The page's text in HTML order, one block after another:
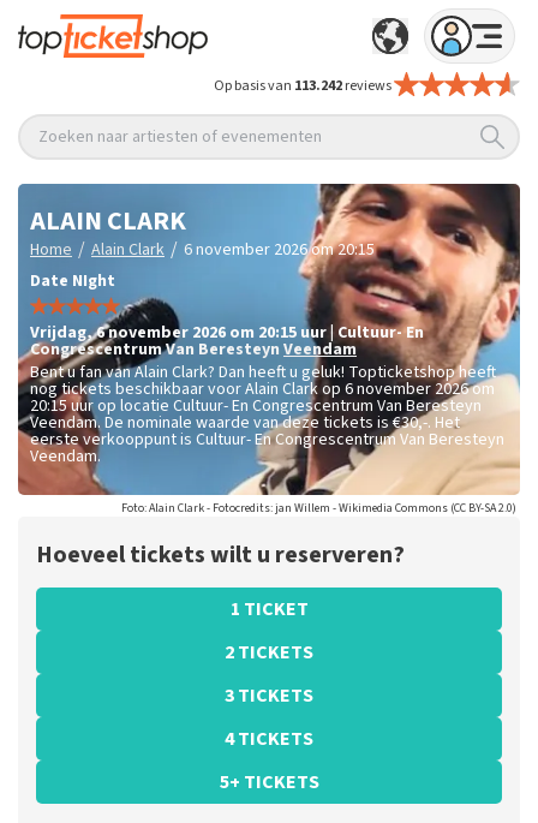
Op basis van 113.242reviews
Zoeken naar artiesten of evenementen
ALAIN CLARK
Home / Alain Clark / 6 november 2026 om 20:15
Date NIght
vrijdag,6 november 2026 om 20:15 uur |Cultuur- En
Congrescentrum Van Beresteyn Veendam
Bent u fan van Alain Clark? Dan heeft u geluk! Topticketshop heeft
nog tickets beschikbaar voor Alain Clark op 6 november 2026 om
20:15 uur op locatie Cultuur- En Congrescentrum Van Beresteyn
Veendam. De nominale waarde van deze tickets is€30,-. Het
eerste verkooppunt is Cultuur- En Congrescentrum Van Beresteyn
Veendam.
Foto: Alain Clark - Fotocredits: jan Willem - Wikimedia Commons (CC BY-SA 2.0)
Hoeveel tickets wilt u reserveren?
1 TICKET
2 TICKETS
3 TICKETS
4 TICKETS
5+ TICKETS